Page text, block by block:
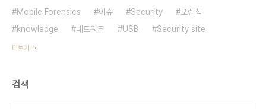
Mobile Forensics
이슈 Security
포렌식
knowledge
네트워크 USB Security site
더보기
검색